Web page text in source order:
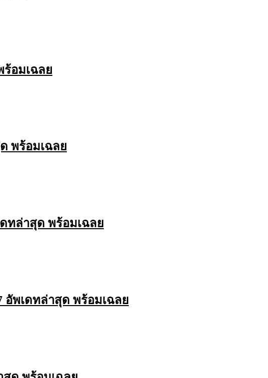
อมเฉลย
พร้อมเฉลย
ทล่าสุด พร้อมเฉลย
พเดทล่าสุด พร้อมเฉลย